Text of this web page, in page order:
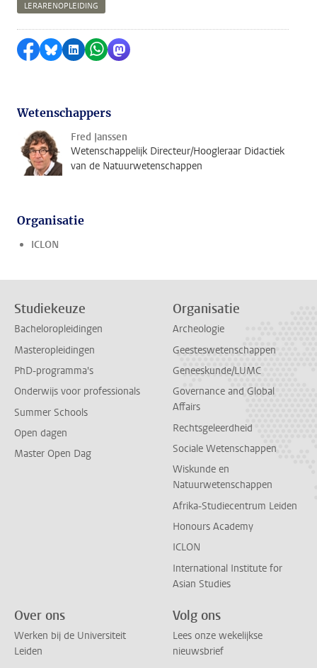
LERARENOPLEIDING
Delen op Facebook
Delen via Bluesky
Delen op LinkedIn
Delen via WhatsApp
Delen via Mastodon
Wetenschappers
Fred Janssen
Wetenschappelijk Directeur/Hoogleraar Didactiek
van de Natuurwetenschappen
Organisatie
ICLON
Studiekeuze
Bacheloropleidingen
Masteropleidingen
PhD-programma's
Onderwijs voor professionals
Summer Schools
Open dagen
Master Open Dag
Organisatie
Archeologie
Geesteswetenschappen
Geneeskunde/LUMC
Governance and Global
Affairs
Rechtsgeleerdheid
Sociale Wetenschappen
Wiskunde en
Natuurwetenschappen
Afrika-Studiecentrum Leiden
Honours Academy
ICLON
International Institute for
Asian Studies
Over ons
Werken bij de Universiteit
Leiden
Volg ons
Lees onze wekelijkse
nieuwsbrief